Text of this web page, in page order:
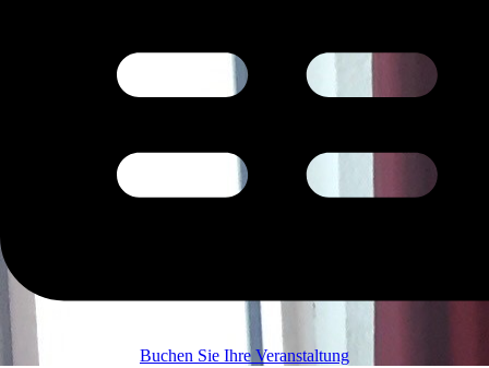
Buchen Sie Ihre Veranstaltung